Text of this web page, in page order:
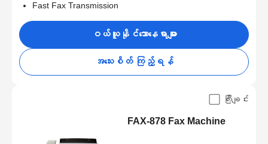
Fast Fax Transmission
ဝယ်ယူနိုင်သောနေရာများ
အသေးစိတ် ကြည့်ရန်
ကြီးချင်း
FAX-878 Fax Machine